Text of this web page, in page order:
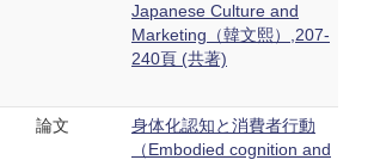
Japanese Culture and
Marketing（韓文熙）,207-
240頁 (共著)
論文
身体化認知と消費者行動
（Embodied cognition and